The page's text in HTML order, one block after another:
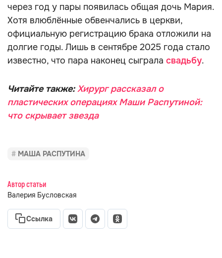
через год у пары появилась общая дочь Мария.
Хотя влюблённые обвенчались в церкви,
официальную регистрацию брака отложили на
долгие годы. Лишь в сентябре 2025 года стало
известно, что пара наконец сыграла свадьбу.
Читайте также:Хирург рассказал о
пластических операциях Маши Распутиной:
что скрывает звезда
МАША РАСПУТИНА
Автор статьи
Валерия Бусловская
Ссылка